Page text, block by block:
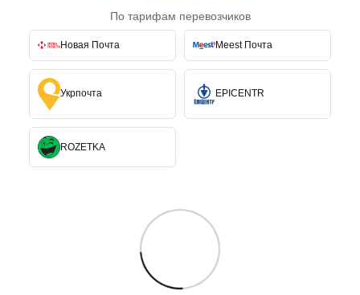
По тарифам перевозчиков
Новая Почта Meest Почта
Укрпочта EPICENTR
ROZETKA